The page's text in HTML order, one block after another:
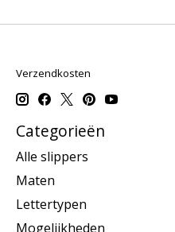
Verzendkosten
Categorieën
Alle slippers
Maten
Lettertypen
Mogelijkheden